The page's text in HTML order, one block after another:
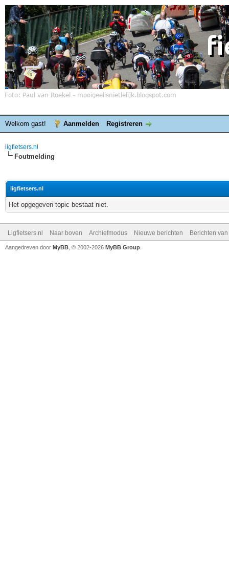
Welkom gast! Aanmelden Registreren
ligfietsers.nl
Foutmelding
ligfietsers.nl
Het opgegeven topic bestaat niet.
Ligfietsers.nl Naar boven Archiefmodus Nieuwe berichten Berichten
Aangedreven door MyBB , © 2002-2026 MyBB Group